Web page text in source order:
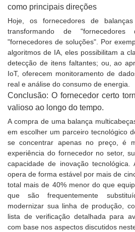
como principais direções
Hoje, os fornecedores de
transformando de "fornecedores
"fornecedores de soluções". Por
algoritmos de IA, eles possibilitam a
detecção de itens faltantes; ou, ao
IoT, oferecem monitoramento de
real e análise do consumo de energia.
Conclusão: O fornecedor certo
valioso ao longo do tempo.
A compra de uma balança
em escolher um parceiro tecnológico
se concentrar apenas no preço, é
experiência do fornecedor no setor,
capacidade de inovação
opera de forma estável por mais de
total mais de 40% menor do que
que são frequentemente
modernizar sua linha de produção,
lista de verificação detalhada para
com base nos aspectos discutidos